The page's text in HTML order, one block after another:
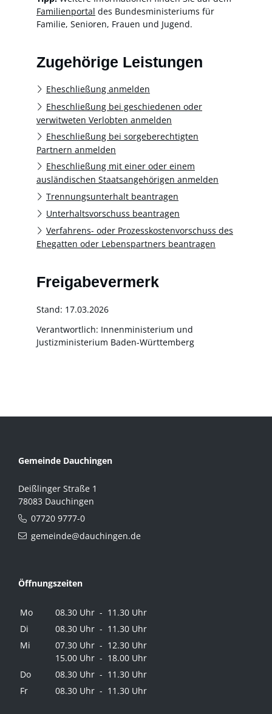
Familienportal des Bundesministeriums für
Familie, Senioren, Frauen und Jugend.
Zugehörige Leistungen
Eheschließung anmelden
Eheschließung bei geschiedenen oder
verwitweten Verlobten anmelden
Eheschließung bei sorgeberechtigten
Partnern anmelden
Eheschließung mit einer oder einem
ausländischen Staatsangehörigen anmelden
Trennungsunterhalt beantragen
Unterhaltsvorschuss beantragen
Verfahrens- oder Prozesskostenvorschuss des
Ehegatten oder Lebenspartners beantragen
Freigabevermerk
Stand: 17.03.2026
Verantwortlich: Innenministerium und
Justizministerium Baden-Württemberg
Gemeinde Dauchingen
Deißlinger Straße 1
78083 Dauchingen
07720 9777-0
gemeinde@dauchingen.de
Öffnungszeiten
Mo
08.30 Uhr - 11.30 Uhr
Di
08.30 Uhr - 11.30 Uhr
Mi
07.30 Uhr - 12.30 Uhr
15.00 Uhr - 18.00 Uhr
Do
08.30 Uhr - 11.30 Uhr
Fr
08.30 Uhr - 11.30 Uhr